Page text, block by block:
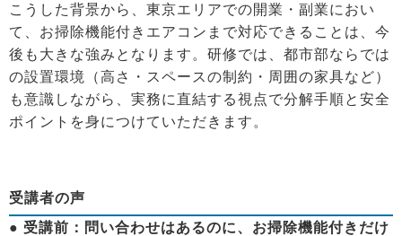
こうした背景から、東京エリアでの開業・副業におい
て、お掃除機能付きエアコンまで対応できることは、今
後も大きな強みとなります。研修では、都市部ならでは
の設置環境（高さ・スペースの制約・周囲の家具など）
も意識しながら、実務に直結する視点で分解手順と安全
ポイントを身につけていただきます。
受講者の声
● 受講前：問い合わせはあるのに、お掃除機能付きだけ